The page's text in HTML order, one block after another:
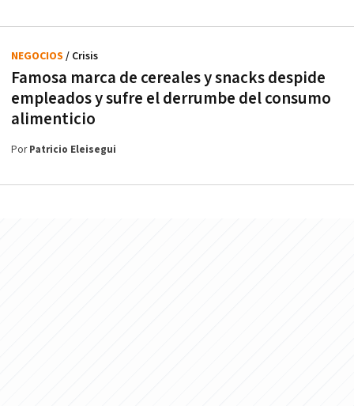
Famosa marca de cereales y snacks despide
empleados y sufre el derrumbe del consumo
alimenticio
NEGOCIOS / Crisis
PorPatricio Eleisegui